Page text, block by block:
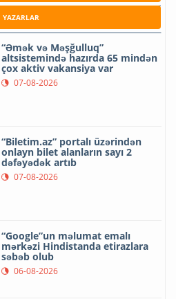
YAZARLAR
“Əmək və Məşğulluq”
altsistemində hazırda 65 mindən
çox aktiv vakansiya var
07-08-2026
“Biletim.az” portalı üzərindən
onlayn bilet alanların sayı 2
dəfəyədək artıb
07-08-2026
“Google”un məlumat emalı
mərkəzi Hindistanda etirazlara
səbəb olub
06-08-2026